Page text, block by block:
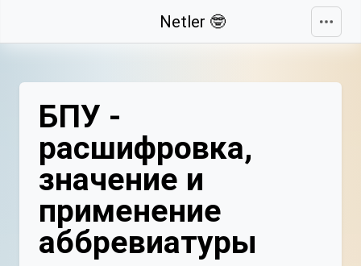
Netler 🤓
БПУ -
расшифровка,
значение и
применение
аббревиатуры